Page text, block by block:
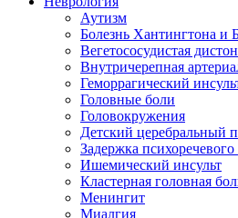
Аутизм
Болезнь Хантингтона и
Вегетососудистая
Внутричерепная
Геморрагический
Головные боли
Головокружения
Детский церебральный
Задержка
Ишемический инсульт
Кластерная головная
Менингит
Миалгия